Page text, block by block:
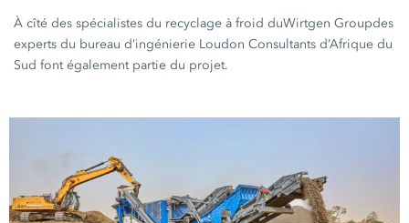
À cîté des spécialistes du recyclage à froid duWirtgen Groupdes
experts du bureau d’ingénierie Loudon Consultants d’Afrique du
Sud font également partie du projet.